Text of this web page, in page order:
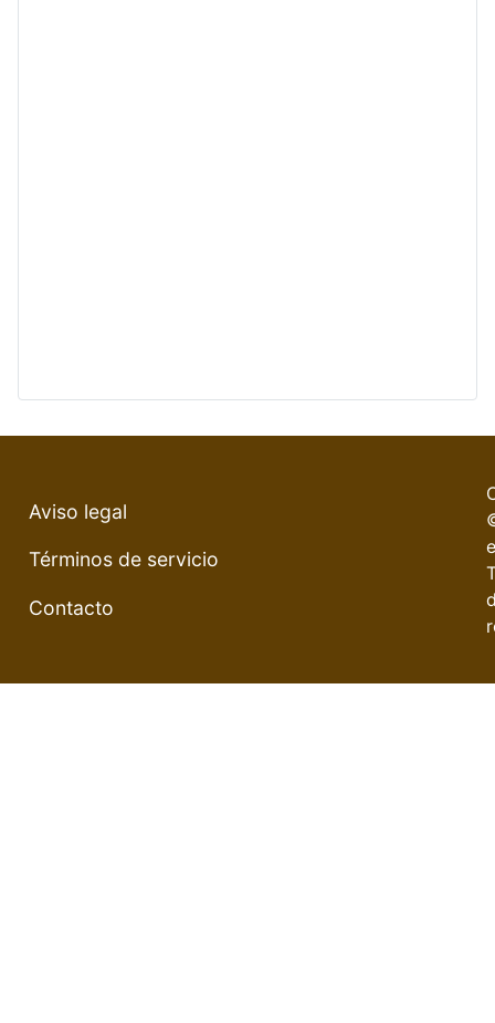
Aviso legal
Términos de servicio
Contacto